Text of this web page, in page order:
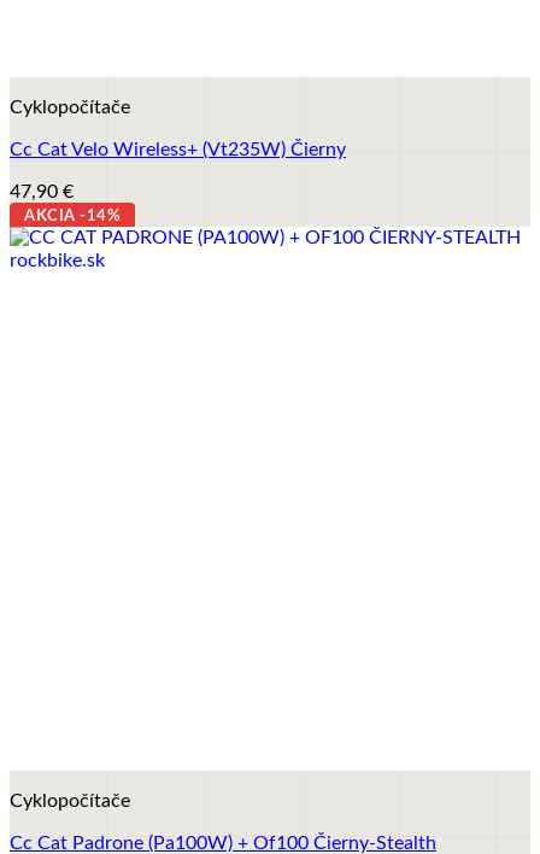
Cyklopočítače
Cc Cat Velo Wireless+ (Vt235W) Čierny
47,90 €
AKCIA -14%
Cyklopočítače
Cc Cat Padrone (Pa100W) + Of100 Čierny-Stealth